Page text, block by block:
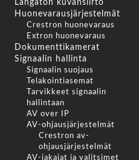
Langaton kuvansiirto
Huonevarausjärjestelmät
Crestron huonevaraus
Extron huonevaraus
Dokumenttikamerat
Signaalin hallinta
Signaalin suojaus
Telakointiasemat
Tarvikkeet signaalin
hallintaan
AV over IP
AV-ohjausjärjestelmät
Crestron av-
ohjausjärjestelmät
AV-jakajat ja valitsimet